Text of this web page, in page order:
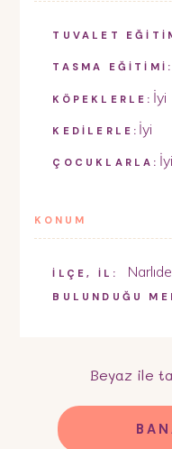
TUVALET
TASMA EĞİTİMİ:
KÖPEKLERLE: İyi
KEDİLERLE: İyi
ÇOCUKLARLA: İyi
KONUM
İLÇE, İL:
BULUNDUĞU
Beyaz ile